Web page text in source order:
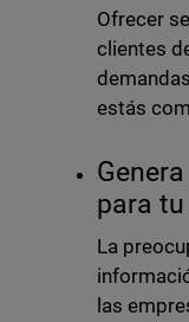
Ofrecer
clientes
estás
para
La
las